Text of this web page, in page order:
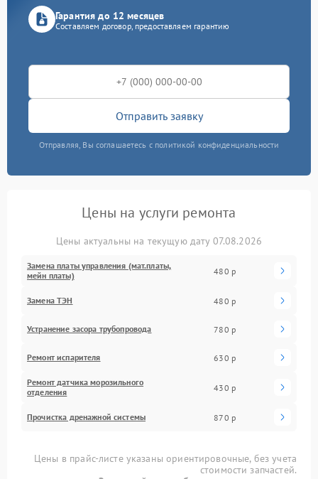
Гарантия до 12 месяцев
Составляем договор, предоставляем гарантию
Отправить заявку
Отправляя, Вы соглашаетесь с политикой конфиденциальности
Цены на услуги ремонта
Цены актуальны на текущую дату 07.08.2026
Замена платы управления (мат.платы,
мейн платы)
480 р
Замена ТЭН 480 р
Устранение засора трубопровода 780 р
Ремонт испарителя 630 р
Ремонт датчика морозильного
отделения
430 р
Прочистка дренажной системы 870 р
Цены в прайс-листе указаны ориентировочные, без учета
стоимости запчастей.